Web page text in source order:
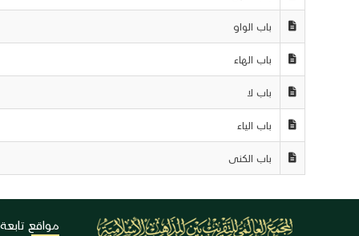
باب الواو
باب الهاء
باب لا
باب الياء
باب الكنى
مواقع تابعة